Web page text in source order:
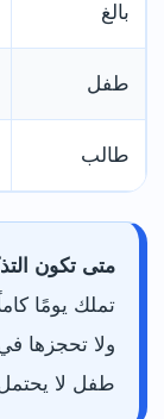
بالغ
طفل
طالب
متى تكون
تملك يومًا
ولا تحجزها
طفل لا يحتمل